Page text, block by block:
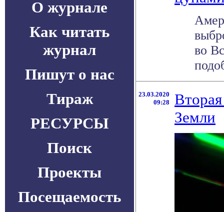
О журнале
Как читать
журнал
Пишут о нас
Тираж
РЕСУРСЫ
Поиск
Проекты
Посещаемость
во
23.03.2020
09:28
Земли